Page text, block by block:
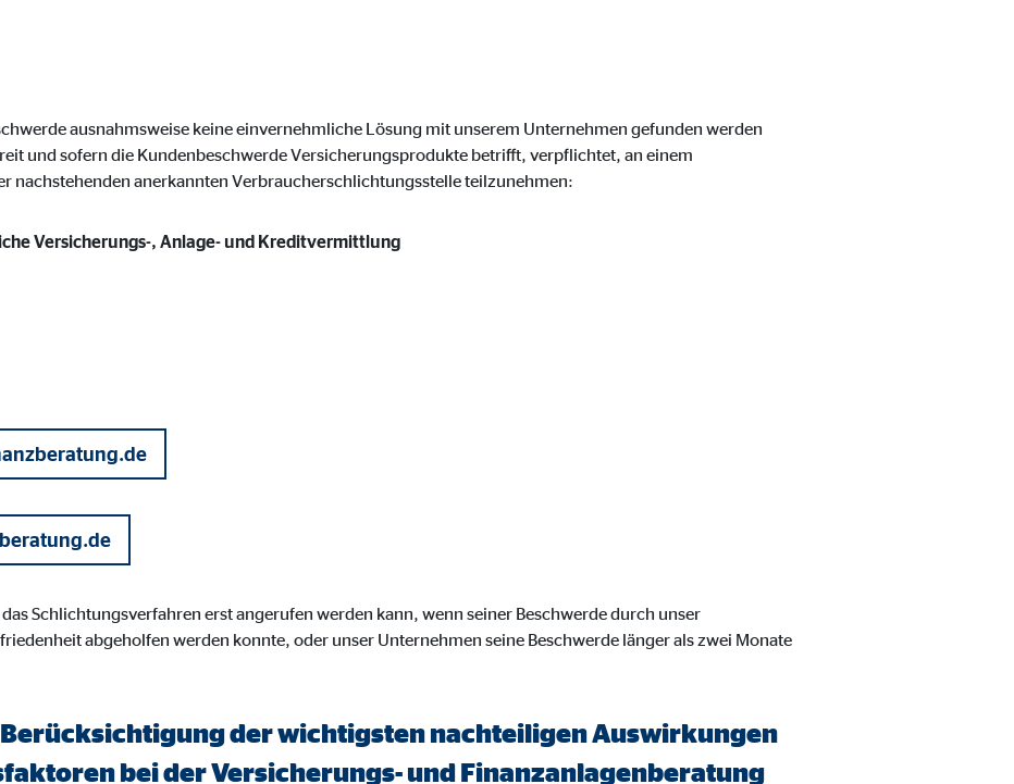
ausnahmsweise keine einvernehmliche Lösung mit unserem Unternehmen gefunden werden
und sofern die Kundenbeschwerde Versicherungsprodukte betrifft, verpflichtet, an einem
nachstehenden anerkannten Verbraucherschlichtungsstelle teilzunehmen:
Versicherungs-, Anlage- und Kreditvermittlung
Schlichtungsverfahren erst angerufen werden kann, wenn seiner Beschwerde durch unser
abgeholfen werden konnte, oder unser Unternehmen seine Beschwerde länger als zwei Monate
der wichtigsten nachteiligen Auswirkungen
bei der Versicherungs- und Finanzanlagenberatung
24 Monate
jwplayer
AG
provenexpert
Expert Systems AG
Darstellung des Bewertungssiegel